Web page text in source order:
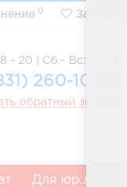
0 Закладки
- 20 | Сб - Вс: 8 - 18
260-10-58
обратный звонок
Для юр.лиц